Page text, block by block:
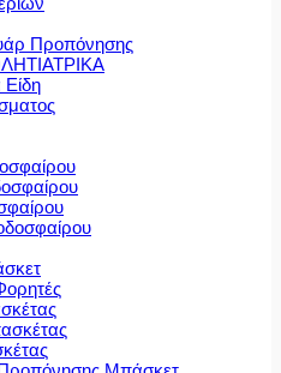
Προπόνησης
Είδη